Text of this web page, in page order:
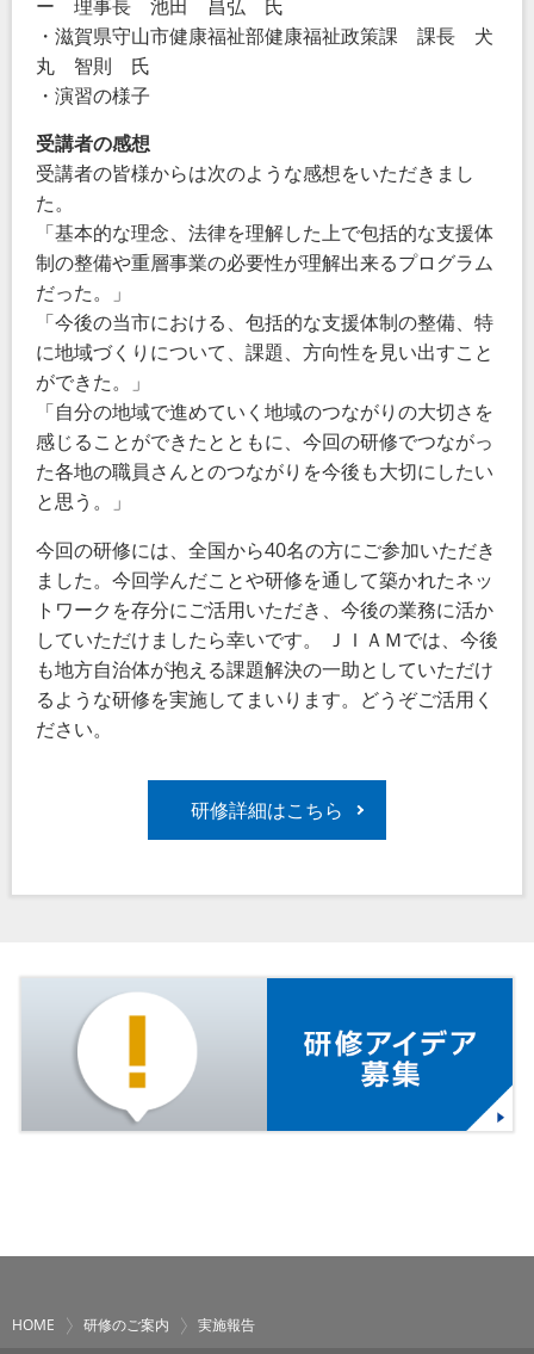
ー 理事長 池田 昌弘 氏
・滋賀県守山市健康福祉部健康福祉政策課 課長 犬
丸 智則 氏
・演習の様子
受講者の感想
受講者の皆様からは次のような感想をいただきまし
た。
「基本的な理念、法律を理解した上で包括的な支援体
制の整備や重層事業の必要性が理解出来るプログラム
だった。」
「今後の当市における、包括的な支援体制の整備、特
に地域づくりについて、課題、方向性を見い出すこと
ができた。」
「自分の地域で進めていく地域のつながりの大切さを
感じることができたとともに、今回の研修でつながっ
た各地の職員さんとのつながりを今後も大切にしたい
と思う。」
今回の研修には、全国から40名の方にご参加いただき
ました。今回学んだことや研修を通して築かれたネッ
トワークを存分にご活用いただき、今後の業務に活か
していただけましたら幸いです。 ＪＩＡＭでは、今後
も地方自治体が抱える課題解決の一助としていただけ
るような研修を実施してまいります。どうぞご活用く
ださい。
研修詳細はこちら
HOME 研修のご案内 実施報告